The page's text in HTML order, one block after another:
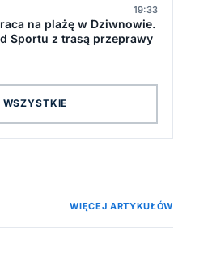
19:33
na plażę w Dziwnowie.
Sportu z trasą przeprawy
WSZYSTKIE
WIĘCEJ ARTYKUŁÓW